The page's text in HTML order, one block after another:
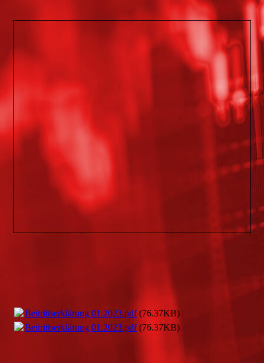
Beitrittserklärung 01.2023.pdf(76.37KB)
Beitrittserklärung 01.2023.pdf(76.37KB)